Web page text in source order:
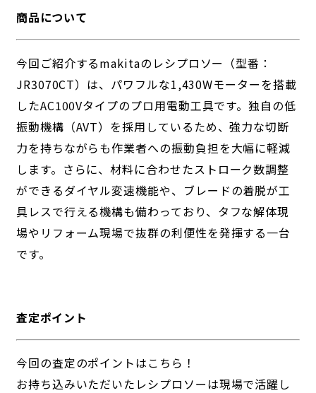
商品について
今回ご紹介するmakitaのレシプロソー（型番：
JR3070CT）は、パワフルな1,430Wモーターを搭載
したAC100Vタイプのプロ用電動工具です。独自の低
振動機構（AVT）を採用しているため、強力な切断
力を持ちながらも作業者への振動負担を大幅に軽減
します。さらに、材料に合わせたストローク数調整
ができるダイヤル変速機能や、ブレードの着脱が工
具レスで行える機構も備わっており、タフな解体現
場やリフォーム現場で抜群の利便性を発揮する一台
です。
査定ポイント
今回の査定のポイントはこちら！
お持ち込みいただいたレシプロソーは現場で活躍し